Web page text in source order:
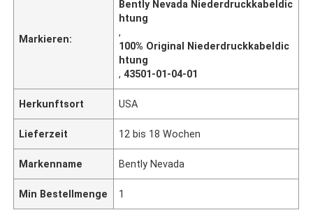
Markieren:
Bently Nevada Niederdruckkabeldic
htung
,
100% Original Niederdruckkabeldic
htung
,43501-01-04-01
Herkunftsort USA
Lieferzeit 12 bis 18 Wochen
Markenname Bently Nevada
Min Bestellmenge 1